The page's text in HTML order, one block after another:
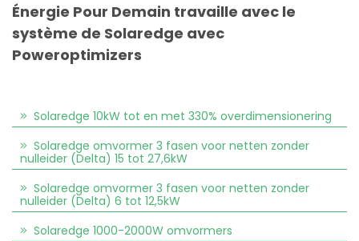
Énergie Pour Demain travaille avec le
système de Solaredge avec
Poweroptimizers
Solaredge 10kW tot en met 330% overdimensionering
Solaredge omvormer 3 fasen voor netten zonder
nulleider (Delta) 15 tot 27,6kW
Solaredge omvormer 3 fasen voor netten zonder
nulleider (Delta) 6 tot 12,5kW
Solaredge 1000-2000W omvormers